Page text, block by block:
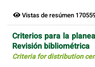
Vistas de resúmen
Criterios para la
Revisión bibliométrica
Criteria for distribution